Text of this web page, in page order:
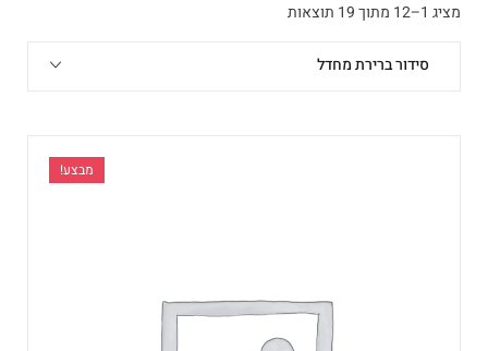
מציג 1–12 מתוך 19 תוצאות
סידור ברירת מחדל
מבצע!